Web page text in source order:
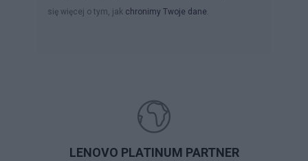
się więcej o tym, jak chronimy Twoje dane.
LENOVO PLATINUM PARTNER